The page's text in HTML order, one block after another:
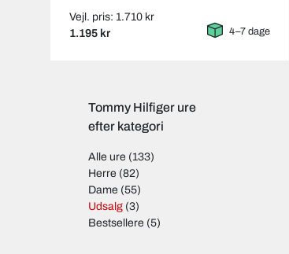
Vejl. pris: 1.710 kr
1.195 kr 4–7 dage
Tommy Hilfiger ure
efter kategori
Alle ure (133)
Herre (82)
Dame (55)
Udsalg (3)
Bestsellere (5)